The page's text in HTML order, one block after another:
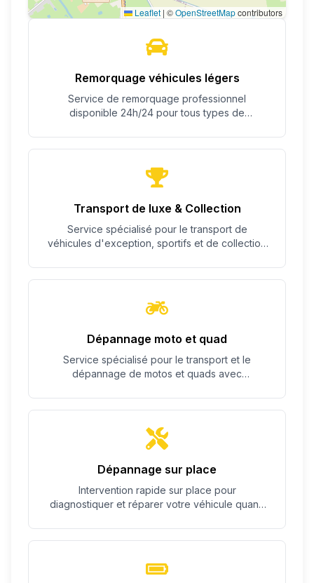
Leaflet | ©OpenStreetMapcontributors
Remorquage véhicules légers
Service de remorquage professionnel
disponible 24h/24 pour tous types de
Transport de luxe & Collection
Service spécialisé pour le transport de
véhicules d'exception, sportifs et de collection
Dépannage moto et quad
Service spécialisé pour le transport et le
dépannage de motos et quads avec
Dépannage sur place
Intervention rapide sur place pour
diagnostiquer et réparer votre véhicule quand